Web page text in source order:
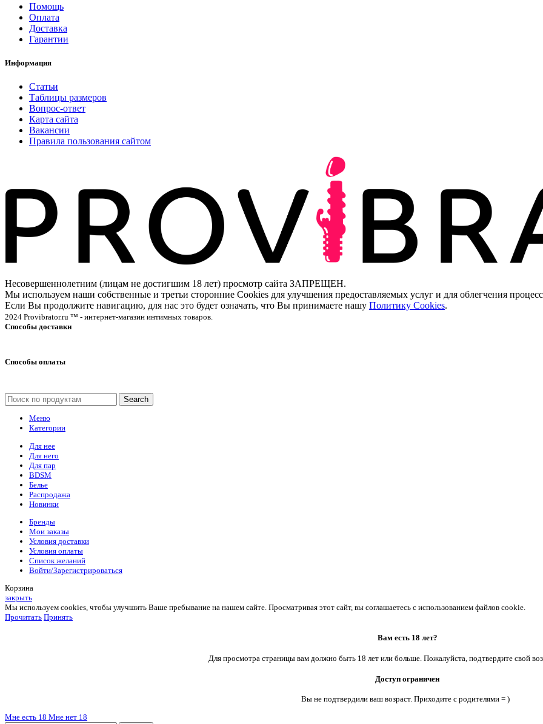
Помощь
Оплата
Доставка
Гарантии
Информация
Статьи
Таблицы размеров
Вопрос-ответ
Карта сайта
Вакансии
Правила пользования сайтом
Несовершеннолетним (лицам не достигшим 18 лет) просмотр сайта ЗАПРЕЩЕН.
Мы используем наши собственные и третьи сторонние Cookies для улучшения предоставляемых услуг и для облегчения
Если Вы продолжите навигацию, для нас это будет означать, что Вы принимаете нашу Политику Cookies.
2024 Provibrator.ru ™ - интернет-магазин интимных товаров.
Способы доставки
Способы оплаты
Search
Меню
Категории
Для нее
Для него
Для пар
BDSM
Белье
Распродажа
Новинки
Бренды
Мои заказы
Условия доставки
Условия оплаты
Список желаний
Войти/Зарегистрироваться
Корзина
закрыть
Мы используем cookies, чтобы улучшить Ваше пребывание на нашем сайте. Просматривая этот сайт, вы соглашаетесь с использованием файлов cookie.
Прочитать Принять
Вам есть 18 лет?
Для просмотра страницы вам должно быть 18 лет или больше. Пожалуйста, подтвердите свой
Доступ ограничен
Вы не подтвердили ваш возраст. Приходите с родителями = )
Мне есть 18 Мне нет 18